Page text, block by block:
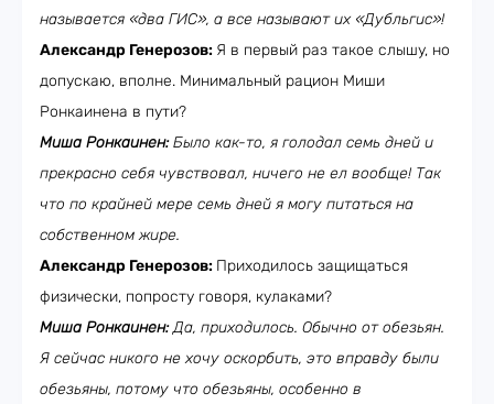
называется «два ГИС», а все называют их «Дубльгис»!
Александр Генерозов: Я в первый раз такое слышу, но
допускаю, вполне. Минимальный рацион Миши
Ронкаинена в пути?
Миша Ронкаинен:Было как-то, я голодал семь дней и
прекрасно себя чувствовал, ничего не ел вообще! Так
что по крайней мере семь дней я могу питаться на
собственном жире.
Александр Генерозов: Приходилось защищаться
физически, попросту говоря, кулаками?
Миша Ронкаинен:Да, приходилось. Обычно от обезьян.
Я сейчас никого не хочу оскорбить, это вправду были
обезьяны, потому что обезьяны, особенно в